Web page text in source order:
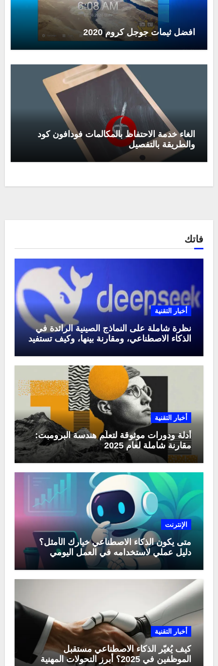
افضل ثيمات جوجل كروم 2020
الغاء خدمة الاحتفاظ بالمكالمات فودافون كود
والطريقة بالتفصيل
فاتك
أخبار التقنية
نظرة شاملة على النماذج الصينية الرائدة في
الذكاء الاصطناعي، ومقارنة بينها، وكيف تستفيد
أخبار التقنية
أدلة ودورات موثوقة لتعلّم هندسة البرومبت:
مقارنة شاملة لعام 2025
الإنترنت
متى يكون الذكاء الاصطناعي خيارك الأمثل؟
دليل عملي لاستخدامه في العمل اليومي
أخبار التقنية
كيف يُغيّر الذكاء الاصطناعي مستقبل
الموظفين في 2025؟ أبرز التحولات المهنية